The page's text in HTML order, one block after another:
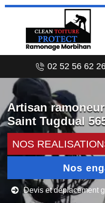
02 52 56 62
Artisan
Saint Tugdual
NOS
Nos
Devis et déplacement